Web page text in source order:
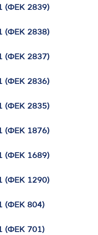
(ΦΕΚ 2839)
(ΦΕΚ 2838)
(ΦΕΚ 2837)
(ΦΕΚ 2836)
(ΦΕΚ 2835)
(ΦΕΚ 1876)
(ΦΕΚ 1689)
(ΦΕΚ 1290)
(ΦΕΚ 804)
(ΦΕΚ 701)